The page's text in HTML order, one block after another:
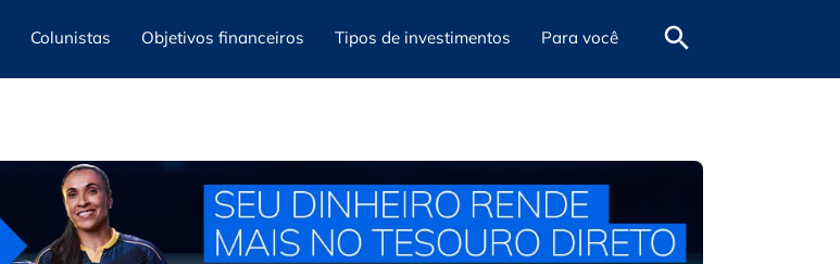
Colunistas Objetivos financeiros Tipos de investimentos Para você